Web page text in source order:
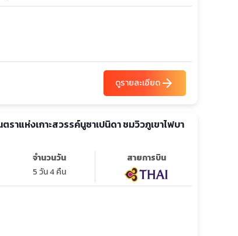
ดูรายละเอียดarrow_forward
ราแห่งเกาะสวรรค์นูซาเปนิดา ชมวิวภูเขาไฟบา
จำนวนวัน
5 วัน 4 คืน
สายการบิน